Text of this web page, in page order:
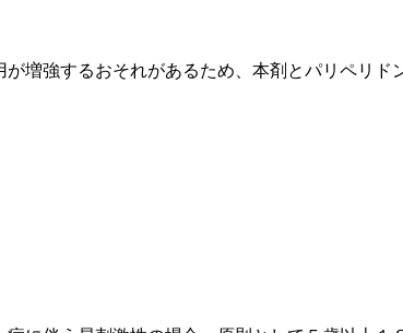
強するおそれがあるため、本剤とパリペリド